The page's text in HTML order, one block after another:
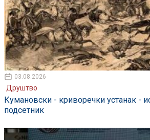
03.08.2026
Друштво
Кумановски - криворечки устанак -
подсетник